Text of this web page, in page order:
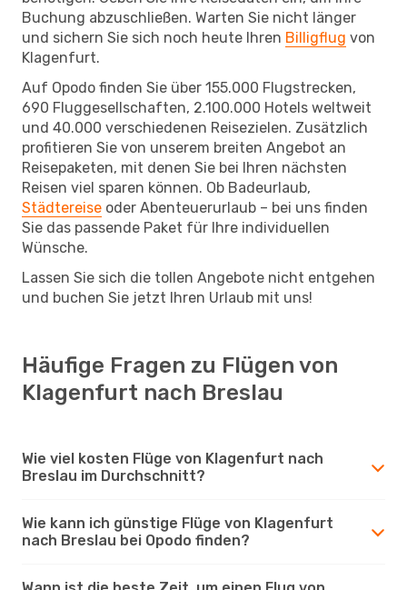
Buchung abzuschließen. Warten Sie nicht länger
und sichern Sie sich noch heute Ihren Billigflug von
Klagenfurt.
Auf Opodo finden Sie über 155.000 Flugstrecken,
690 Fluggesellschaften, 2.100.000 Hotels weltweit
und 40.000 verschiedenen Reisezielen. Zusätzlich
profitieren Sie von unserem breiten Angebot an
Reisepaketen, mit denen Sie bei Ihren nächsten
Reisen viel sparen können. Ob Badeurlaub,
Städtereise oder Abenteuerurlaub – bei uns finden
Sie das passende Paket für Ihre individuellen
Wünsche.
Lassen Sie sich die tollen Angebote nicht entgehen
und buchen Sie jetzt Ihren Urlaub mit uns!
Häufige Fragen zu Flügen von
Klagenfurt nach Breslau
Wie viel kosten Flüge von Klagenfurt nach
Breslau im Durchschnitt?
Wie kann ich günstige Flüge von Klagenfurt
nach Breslau bei Opodo finden?